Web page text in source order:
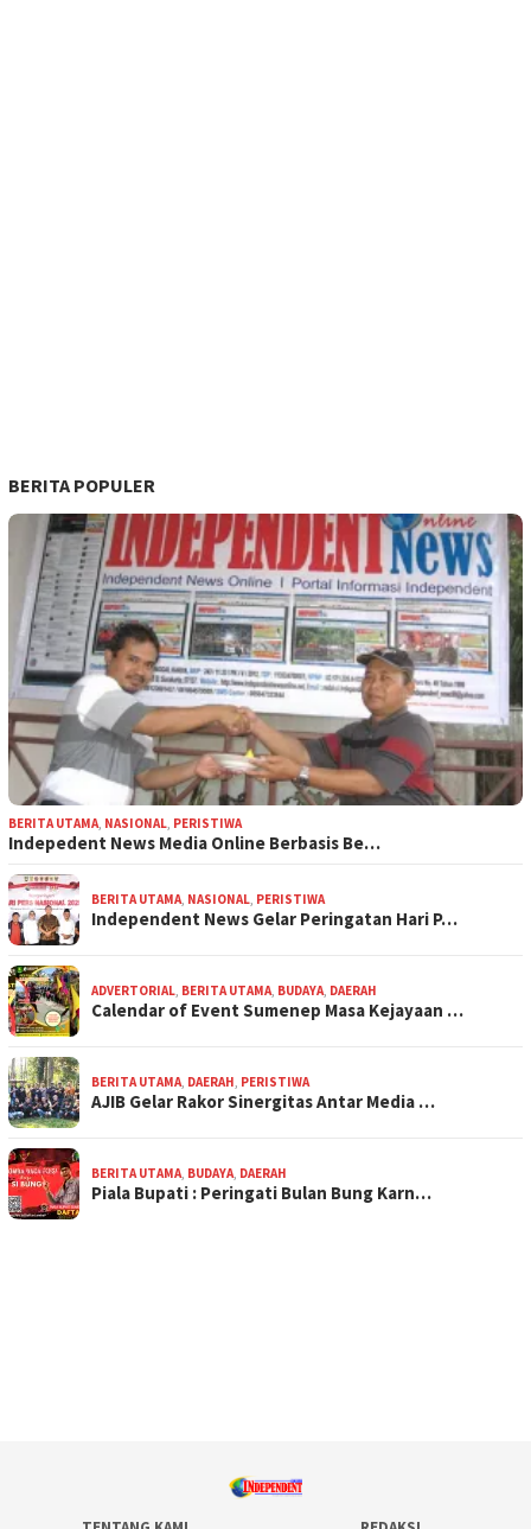
BERITA POPULER
BERITA UTAMA, NASIONAL, PERISTIWA
Indepedent News Media Online Berbasis Be…
BERITA UTAMA, NASIONAL, PERISTIWA
Independent News Gelar Peringatan Hari P…
ADVERTORIAL, BERITA UTAMA, BUDAYA, DAERAH
Calendar of Event Sumenep Masa Kejayaan …
BERITA UTAMA, DAERAH, PERISTIWA
AJIB Gelar Rakor Sinergitas Antar Media …
BERITA UTAMA, BUDAYA, DAERAH
Piala Bupati : Peringati Bulan Bung Karn…